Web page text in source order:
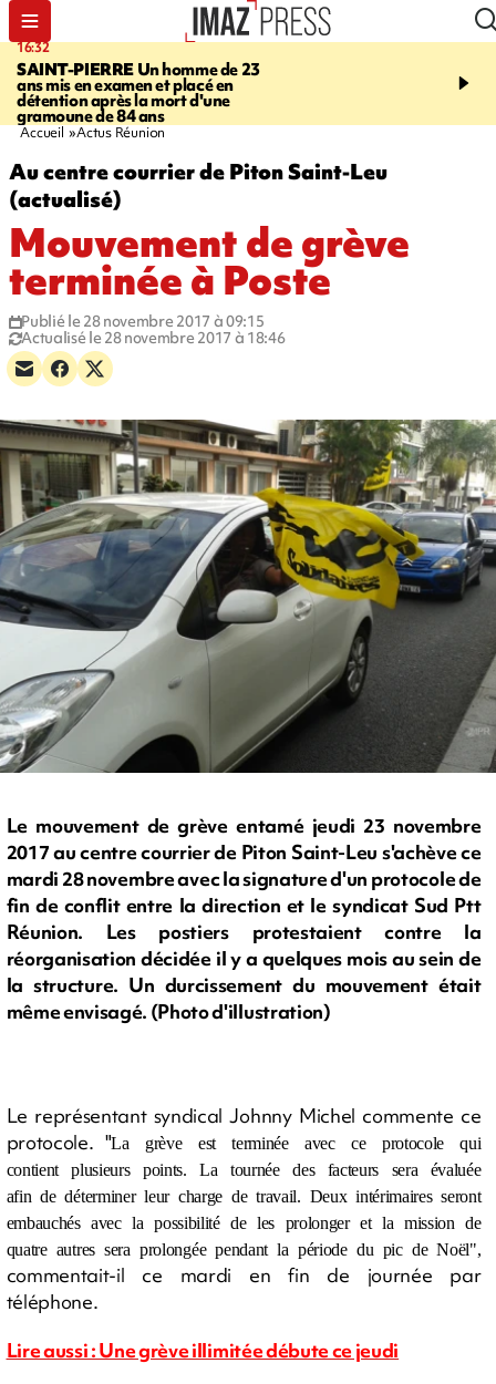
16:32
SAINT-PIERREUn homme de 23
ans mis en examen et placé en
détention après la mort d'une
gramoune de 84 ans
21:08
et Turquie scellent un
Accueil Actus Réunion
Au centre courrier de Piton Saint-Leu
(actualisé)
Mouvement de grève
terminée à Poste
Publié le 28 novembre 2017 à 09:15
Actualisé le 28 novembre 2017 à 18:46
Le mouvement de grève entamé jeudi 23 novembre
2017 au centre courrier de Piton Saint-Leu s'achève ce
mardi 28 novembre avec la signature d'un protocole de
fin de conflit entre la direction et le syndicat Sud Ptt
Réunion. Les postiers protestaient contre la
réorganisation décidée il y a quelques mois au sein de
la structure. Un durcissement du mouvement était
même envisagé. (Photo d'illustration)
Le représentant syndical Johnny Michel commente ce
protocole. "La grève est terminée avec ce protocole qui
contient plusieurs points. La tournée des facteurs sera évaluée
afin de déterminer leur charge de travail. Deux intérimaires seront
embauchés avec la possibilité de les prolonger et la mission de
quatre autres sera prolongée pendant la période du pic de Noël",
commentait-il ce mardi en fin de journée par
téléphone.
Lire aussi : Une grève illimitée débute ce jeudi